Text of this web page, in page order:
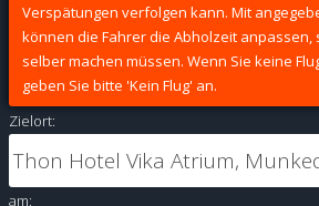
Verspätungen verfolgen kann. Mit
können die Fahrer die Abholzeit anpassen,
selber machen müssen. Wenn Sie keine
geben Sie bitte 'Kein Flug' an.
Zielort:
am: